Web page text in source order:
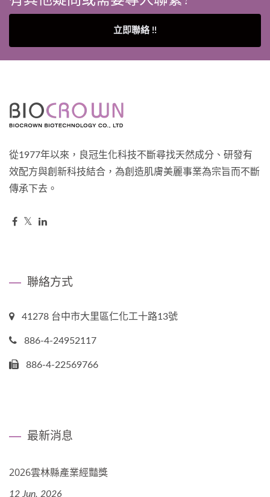
立即聯絡 !!
從1977年以來，良冠生化科技不斷尋找天然成分、研發有
效配方與創新科技結合，為創造肌膚美麗事業為宗旨而不斷
傳承下去。
聯絡方式
41278 台中市大里區仁化工十路13號
886-4-24952117
886-4-22569766
最新消息
2026雲林縣產業經豔獎
12 Jun, 2026